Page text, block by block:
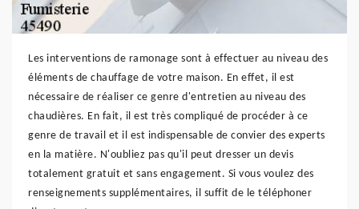
Les interventions de ramonage sont à effectuer au niveau des
éléments de chauffage de votre maison. En effet, il est
nécessaire de réaliser ce genre d'entretien au niveau des
chaudières. En fait, il est très compliqué de procéder à ce
genre de travail et il est indispensable de convier des experts
en la matière. N'oubliez pas qu'il peut dresser un devis
totalement gratuit et sans engagement. Si vous voulez des
renseignements supplémentaires, il suffit de le téléphoner